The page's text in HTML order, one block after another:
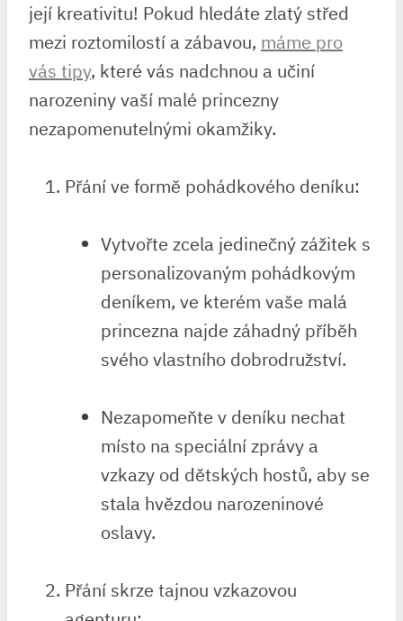
její kreativitu! Pokud ⁤hledáte zlatý⁢ střed⁤
mezi roztomilostí a zábavou,‍ máme pro
vás tipy, ⁣které vás nadchnou a učiní
narozeniny vaší malé princezny
nezapomenutelnými okamžiky.
Přání ⁢ve formě‍ pohádkového deníku:
Vytvořte zcela jedinečný zážitek ⁢s
personalizovaným ‍pohádkovým
deníkem,⁤ ve ‍kterém⁤ vaše malá
princezna najde záhadný příběh
svého vlastního dobrodružství.
Nezapomeňte​ v deníku ⁤nechat
místo na speciální zprávy a
vzkazy od dětských ⁣hostů, aby⁢ se
stala hvězdou narozeninové
oslavy.
Přání skrze ​tajnou ‌vzkazovou